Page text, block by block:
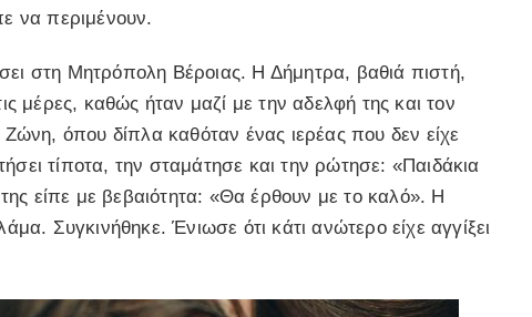
να περιμένουν.
στη Μητρόπολη Βέροιας. Η Δήμητρα, βαθιά πιστή,
μέρες, καθώς ήταν μαζί με την αδελφή της και τον
όπου δίπλα καθόταν ένας ιερέας που δεν είχε
τίποτα, την σταμάτησε και την ρώτησε: «Παιδάκια
είπε με βεβαιότητα: «Θα έρθουν με το καλό». Η
Συγκινήθηκε. Ένιωσε ότι κάτι ανώτερο είχε αγγίξει